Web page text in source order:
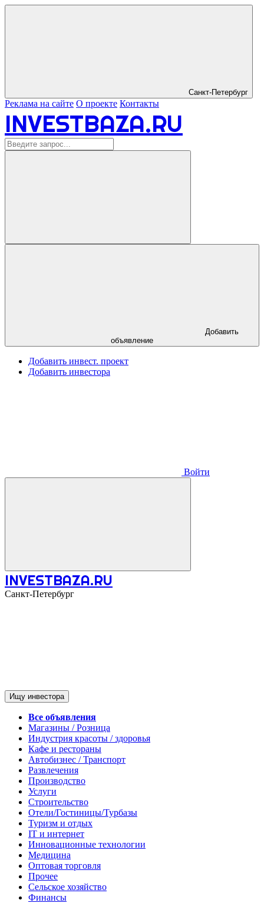
Санкт-Петербург
Реклама на сайте О проекте Контакты
INVESTBAZA.RU
объявление
Добавить инвест. проект
Добавить инвестора
Войти
INVESTBAZA.RU
Санкт-Петербург
Ищу инвестора
Все объявления
Магазины / Розница
Индустрия красоты / здоровья
Кафе и рестораны
Автобизнес / Транспорт
Развлечения
Производство
Услуги
Строительство
Отели/Гостиницы/Турбазы
Туризм и отдых
IT и интернет
Инновационные технологии
Медицина
Оптовая торговля
Прочее
Сельское хозяйство
Финансы